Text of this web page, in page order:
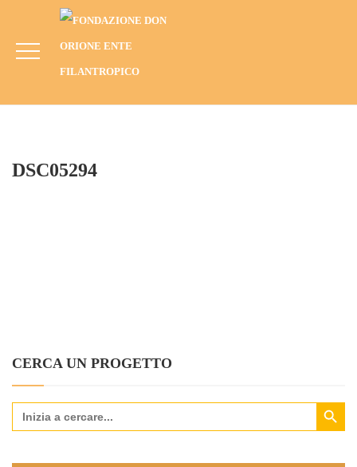
DSC05294
HOME
DSC05294
CERCA UN PROGETTO
Search
for:
Search Button